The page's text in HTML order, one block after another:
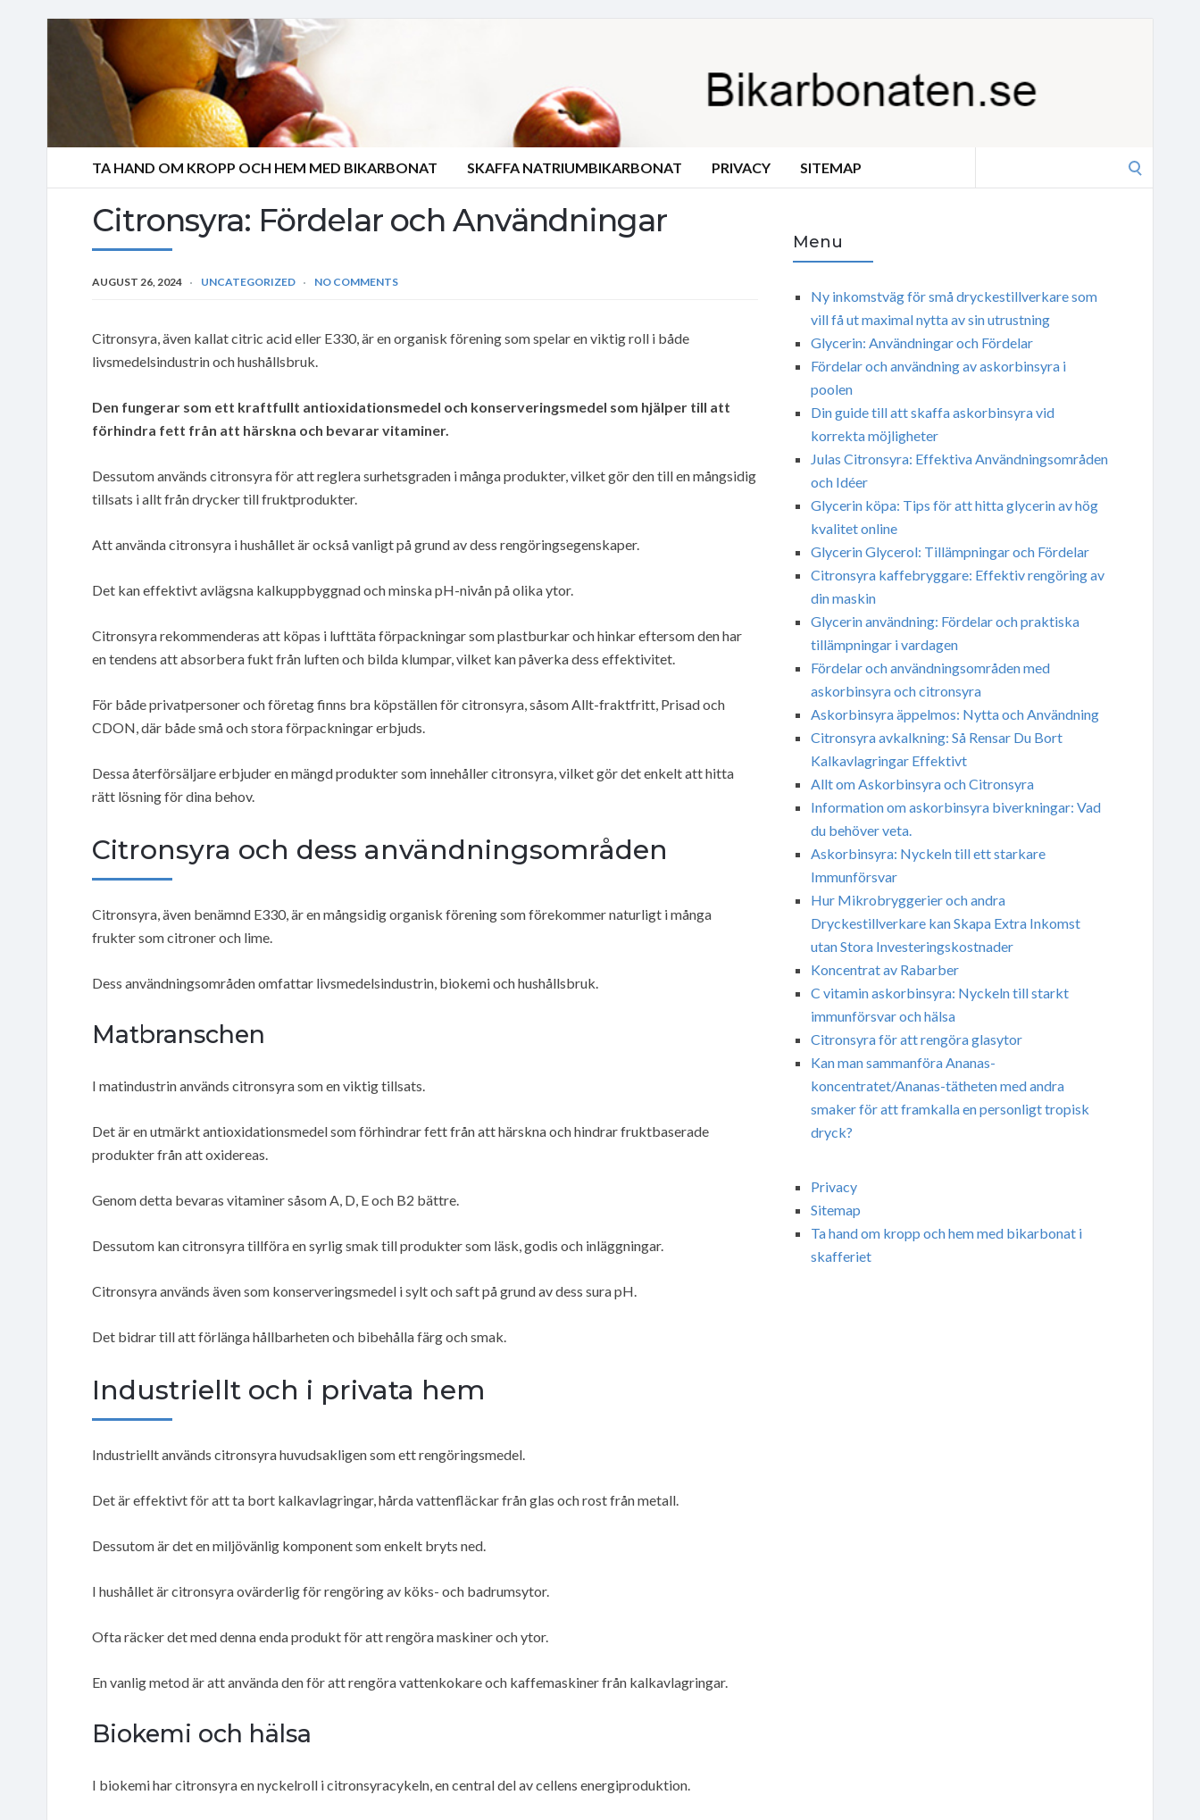
TA HAND OM KROPP OCH HEM MED BIKARBONAT SKAFFA NATRIUMBIKARBONAT PRIVACY SITEMAP
Citronsyra: Fördelar och Användningar
AUGUST 26, 2024 UNCATEGORIZED NO COMMENTS
Citronsyra, även kallat citric acid eller E330, är en organisk förening som spelar en viktig roll i både
livsmedelsindustrin och hushållsbruk.
Den fungerar som ett kraftfullt antioxidationsmedel och konserveringsmedel som hjälper till att
förhindra fett från att härskna och bevarar vitaminer.
Dessutom används citronsyra för att reglera surhetsgraden i många produkter, vilket gör den till en mångsidig
tillsats i allt från drycker till fruktprodukter.
Att använda citronsyra i hushållet är också vanligt på grund av dess rengöringsegenskaper.
Det kan effektivt avlägsna kalkuppbyggnad och minska pH-nivån på olika ytor.
Citronsyra rekommenderas att köpas i lufttäta förpackningar som plastburkar och hinkar eftersom den har
en tendens att absorbera fukt från luften och bilda klumpar, vilket kan påverka dess effektivitet.
För både privatpersoner och företag finns bra köpställen för citronsyra, såsom Allt-fraktfritt, Prisad och
CDON, där både små och stora förpackningar erbjuds.
Dessa återförsäljare erbjuder en mängd produkter som innehåller citronsyra, vilket gör det enkelt att hitta
rätt lösning för dina behov.
Citronsyra och dess användningsområden
Citronsyra, även benämnd E330, är en mångsidig organisk förening som förekommer naturligt i många
frukter som citroner och lime.
Dess användningsområden omfattar livsmedelsindustrin, biokemi och hushållsbruk.
Matbranschen
I matindustrin används citronsyra som en viktig tillsats.
Det är en utmärkt antioxidationsmedel som förhindrar fett från att härskna och hindrar fruktbaserade
produkter från att oxidereas.
Genom detta bevaras vitaminer såsom A, D, E och B2 bättre.
Dessutom kan citronsyra tillföra en syrlig smak till produkter som läsk, godis och inläggningar.
Citronsyra används även som konserveringsmedel i sylt och saft på grund av dess sura pH.
Det bidrar till att förlänga hållbarheten och bibehålla färg och smak.
Industriellt och i privata hem
Industriellt används citronsyra huvudsakligen som ett rengöringsmedel.
Det är effektivt för att ta bort kalkavlagringar, hårda vattenfläckar från glas och rost från metall.
Dessutom är det en miljövänlig komponent som enkelt bryts ned.
I hushållet är citronsyra ovärderlig för rengöring av köks- och badrumsytor.
Ofta räcker det med denna enda produkt för att rengöra maskiner och ytor.
En vanlig metod är att använda den för att rengöra vattenkokare och kaffemaskiner från kalkavlagringar.
Biokemi och hälsa
I biokemi har citronsyra en nyckelroll i citronsyracykeln, en central del av cellens energiproduktion.
Menu
Ny inkomstväg för små dryckestillverkare som
vill få ut maximal nytta av sin utrustning
Glycerin: Användningar och Fördelar
Fördelar och användning av askorbinsyra i
poolen
Din guide till att skaffa askorbinsyra vid
korrekta möjligheter
Julas Citronsyra: Effektiva Användningsområden
och Idéer
Glycerin köpa: Tips för att hitta glycerin av hög
kvalitet online
Glycerin Glycerol: Tillämpningar och Fördelar
Citronsyra kaffebryggare: Effektiv rengöring av
din maskin
Glycerin användning: Fördelar och praktiska
tillämpningar i vardagen
Fördelar och användningsområden med
askorbinsyra och citronsyra
Askorbinsyra äppelmos: Nytta och Användning
Citronsyra avkalkning: Så Rensar Du Bort
Kalkavlagringar Effektivt
Allt om Askorbinsyra och Citronsyra
Information om askorbinsyra biverkningar: Vad
du behöver veta.
Askorbinsyra: Nyckeln till ett starkare
Immunförsvar
Hur Mikrobryggerier och andra
Dryckestillverkare kan Skapa Extra Inkomst
utan Stora Investeringskostnader
Koncentrat av Rabarber
C vitamin askorbinsyra: Nyckeln till starkt
immunförsvar och hälsa
Citronsyra för att rengöra glasytor
Kan man sammanföra Ananas-
koncentratet/Ananas-tätheten med andra
smaker för att framkalla en personligt tropisk
dryck?
Privacy
Sitemap
Ta hand om kropp och hem med bikarbonat i
skafferiet